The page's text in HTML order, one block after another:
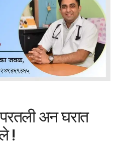
अन घरात
!